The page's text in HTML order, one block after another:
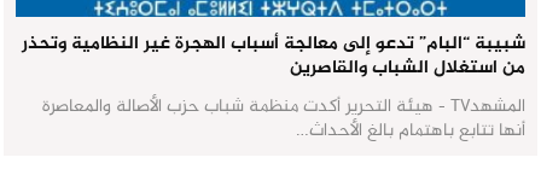
شبيبة “البام” تدعو إلى معالجة أسباب الهجرة غير النظامية وتحذر
من استغلال الشباب والقاصرين
المشهدTV - هيئة التحرير أكدت منظمة شباب حزب الأصالة والمعاصرة
أنها تتابع باهتمام بالغ الأحداث…